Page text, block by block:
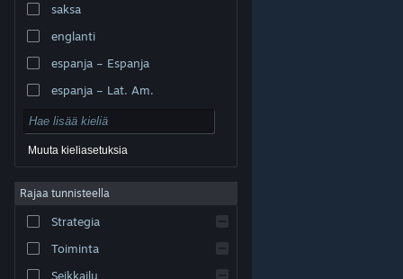
© Valve Corporation. Kaikki oikeudet pidätetään. Kaikki
Yhdysvalloissa ja kaikkialla maailmassa.
Helppokäyttötoiminnot
Hyvitykset|Evästeet
saksa
englanti
espanja – Espanja
espanja – Lat. Am.
Muuta kieliasetuksia
Rajaa tunnisteella
Strategia
Toiminta
Seikkailu